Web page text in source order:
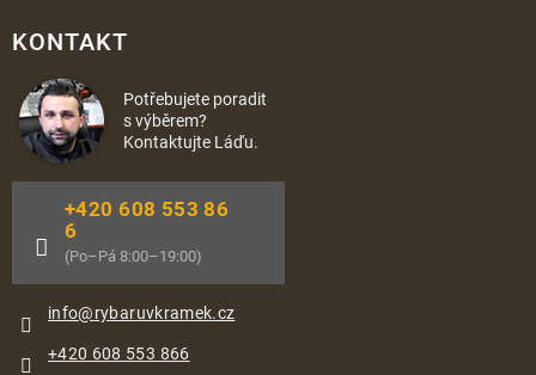
KONTAKT
Potřebujete poradit
s výběrem?
Kontaktujte Láďu.
info@rybaruvkramek.cz
+420 608 553 86
6
(Po–Pá 8:00–19:00)
+420 608 553 866